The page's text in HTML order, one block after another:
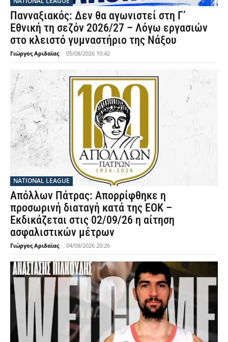
Πανναξιακός: Δεν θα αγωνιστεί στη Γ’
Εθνική τη σεζόν 2026/27 – Λόγω εργασιών
στο κλειστό γυμναστήριο της Νάξου
Γιώργος Αριδαίας - 05/08/2026 10:42
NATIONAL LEAGUE
Απόλλων Πάτρας: Απορρίφθηκε η
προσωρινή διαταγή κατά της ΕΟΚ –
Εκδικάζεται στις 02/09/26 η αίτηση
ασφαλιστικών μέτρων
Γιώργος Αριδαίας - 04/08/2026 20:26